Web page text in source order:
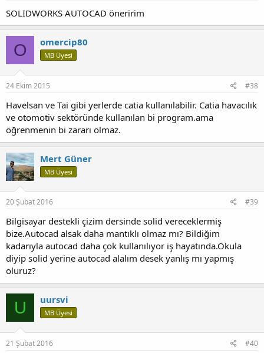
SOLIDWORKS AUTOCAD öneririm
O omercip80
MB Üyesi
24 Ekim 2015 #38
Havelsan ve Tai gibi yerlerde catia kullanılabilir. Catia havacılık
ve otomotiv sektöründe kullanılan bi program.ama
öğrenmenin bi zararı olmaz.
Mert Güner
MB Üyesi
20 Şubat 2016 #39
Bilgisayar destekli çizim dersinde solid vereceklermiş
bize.Autocad alsak daha mantıklı olmaz mı? Bildiğim
kadarıyla autocad daha çok kullanılıyor iş hayatında.Okula
diyip solid yerine autocad alalım desek yanlış mı yapmış
oluruz?
U uursvi
MB Üyesi
21 Şubat 2016 #40